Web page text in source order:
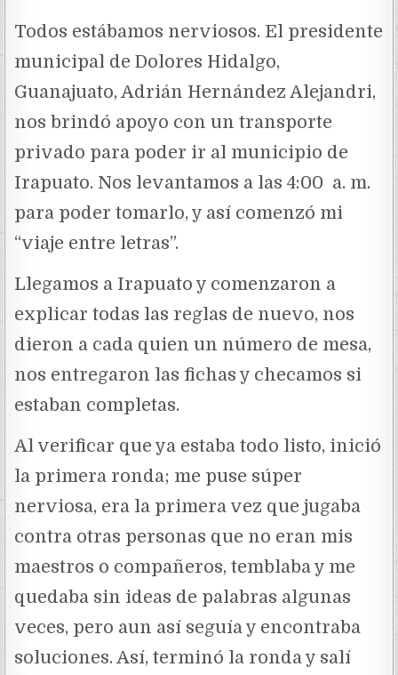
Todos estábamos nerviosos. El presidente
municipal de Dolores Hidalgo,
Guanajuato, Adrián Hernández Alejandri,
nos brindó apoyo con un transporte
privado para poder ir al municipio de
Irapuato. Nos levantamos a las 4:00 a. m.
para poder tomarlo, y así comenzó mi
“viaje entre letras”.
Llegamos a Irapuato y comenzaron a
explicar todas las reglas de nuevo, nos
dieron a cada quien un número de mesa,
nos entregaron las fichas y checamos si
estaban completas.
Al verificar que ya estaba todo listo, inició
la primera ronda; me puse súper
nerviosa, era la primera vez que jugaba
contra otras personas que no eran mis
maestros o compañeros, temblaba y me
quedaba sin ideas de palabras algunas
veces, pero aun así seguía y encontraba
soluciones. Así, terminó la ronda y salí